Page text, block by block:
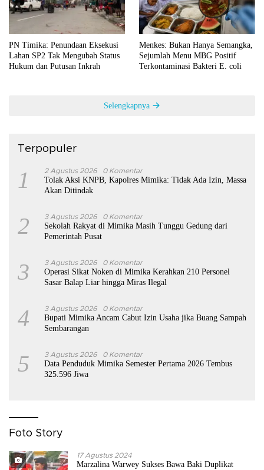
PN Timika: Penundaan Eksekusi
Lahan SP2 Tak Mengubah Status
Hukum dan Putusan Inkrah
Menkes: Bukan Hanya Semangka,
Sejumlah Menu MBG Positif
Terkontaminasi Bakteri E. coli
Selengkapnya
Terpopuler
1 2 Agustus 2026 0 Komentar
Tolak Aksi KNPB, Kapolres Mimika: Tidak Ada Izin, Massa
Akan Ditindak
2 3 Agustus 2026 0 Komentar
Sekolah Rakyat di Mimika Masih Tunggu Gedung dari
Pemerintah Pusat
3 3 Agustus 2026 0 Komentar
Operasi Sikat Noken di Mimika Kerahkan 210 Personel
Sasar Balap Liar hingga Miras Ilegal
4 3 Agustus 2026 0 Komentar
Bupati Mimika Ancam Cabut Izin Usaha jika Buang Sampah
Sembarangan
5 3 Agustus 2026 0 Komentar
Data Penduduk Mimika Semester Pertama 2026 Tembus
325.596 Jiwa
Foto Story
17 Agustus 2024
Marzalina Warwey Sukses Bawa Baki Duplikat